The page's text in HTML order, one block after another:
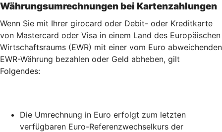
Währungsumrechnungen bei Kartenzahlungen
Wenn Sie mit Ihrer girocard oder Debit- oder Kreditkarte
von Mastercard oder Visa in einem Land des Europäischen
Wirtschaftsraums (EWR) mit einer vom Euro abweichenden
EWR-Währung bezahlen oder Geld abheben, gilt
Folgendes:
Die Umrechnung in Euro erfolgt zum letzten
verfügbaren Euro-Referenzwechselkurs der